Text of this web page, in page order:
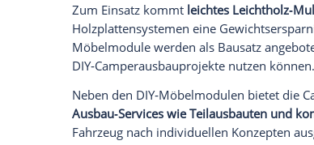
Stauraum- und Bettmodulen
Optional bietet Campany Vans
an. Aufgrund der technischen
Rahmen eines
Kostenpunkt: pro größerem
ab ca. 360 Euro.